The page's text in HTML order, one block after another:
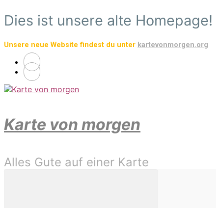
Zum
Hauptinhalt
Dies ist unsere alte Homepage!
Unsere neue Website findest du unter kartevonmorgen.org
Karte von morgen
Alles Gute auf einer Karte